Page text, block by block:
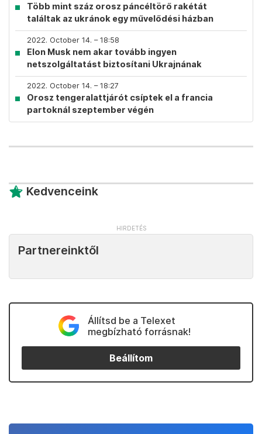
Több mint száz orosz páncéltörő rakétát
találtak az ukránok egy művelődési házban
2022. October 14. – 18:58
Elon Musk nem akar tovább ingyen
netszolgáltatást biztosítani Ukrajnának
2022. October 14. – 18:27
Orosz tengeralattjárót csíptek el a francia
partoknál szeptember végén
Kedvenceink
Partnereinktől
Állítsd be a Telexet
megbízható forrásnak!
Beállítom